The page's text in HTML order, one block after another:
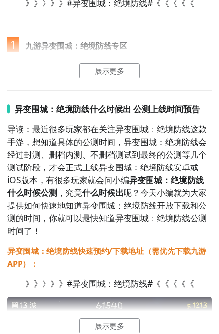
8. 《传奇世界》：这是一款以仙侠为题材的多人在线游
虚拟的仙侠世界。
9. 《热血江湖》：在这款多人在线角色扮演游戏中，玩
家可以扮演江湖侠客，完成各种任务和挑战，提升自己
让你感受真实的武侠氛围和刺激的战斗。
10. 《光明大陆》：本游戏是一款奇幻冒险类游戏，玩
家可以选择不同的种族和职业，探索未完成
》》》》》#异变围城：绝境防线#《《《《《
1 九游异变围城：绝境防线专区
，搜索异变围城：绝境防线，进入之
载】，高速下载可以更加节省下载时间和流量，能够很
好的解决下载耗时长的问题。如图所示：
展示更多
异变围城：绝境防线什么时候出 公测上线时间预告
导读：最近很多玩家都在关注异变围城：绝境防线这款
手游，想知道具体的公测时间，异变围城：绝境防线会
经过封测、删档内测、不删档测试到最终的公测等几个
测试阶段，才会正式上线异变围城：绝境防线安卓或
iOS版本，有很多玩家就会问小编异变围城：绝境防线
什么时候公测，究竟什么时候出呢？今天小编就为大家
提供如何快速地知道异变围城：绝境防线开放下载和公
测的时间，你就可以最快知道异变围城：绝境防线公测
时间了！
异变围城：绝境防线快速预约/下载地址（需优先下载九游
APP）：
》》》》》#异变围城：绝境防线#《《《《《
展示更多